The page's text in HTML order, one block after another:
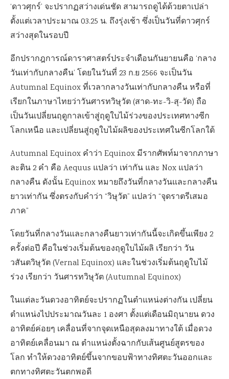
‘ดาวศุกร์’ จะปรากฏสว่างเด่นชัด สามารถดูได้ด้วยตาเปล่า
ตั้งแต่เวลาประมาณ 03.25 น. ถึงรุ่งเช้า ซึ่งเป็นวันที่ดาวศุกร์
สว่างสุดในรอบปี
อีกปรากฎการณ์ดาราศาสตร์ประจำเดือนกันยายนคือ ‘กลาง
วันเท่ากับกลางคืน’ โดยในวันที่ 23 ก.ย 2566 จะเป็นวัน
Autumnal Equinox ที่เวลากลางวันเท่ากับกลางคืน หรือที่
เรียกในภาษาไทยว่าวันศารทวิษุวัต (สาด-ทะ-วิ-สุ-วัด) ถือ
เป็นวันเปลี่ยนฤดูกาลเข้าสู่ฤดูใบไม้ร่วงของประเทศทางซีก
โลกเหนือ และเปลี่ยนสู่ฤดูใบไม้ผลิของประเทศในซีกโลกใต้
Autumnal Equinox คำว่า Equinox มีรากศัพท์มาจากภาษา
ละติน2 คำ คือ Aequus แปลว่า เท่ากัน และ Nox แปลว่า
กลางคืน ดังนั้นEquinoxหมายถึงวันที่กลางวันและกลางคืน
ยาวเท่ากัน ซึ่งตรงกับคำว่า “วิษุวัต” แปลว่า “จุดราตรีเสมอ
ภาค”
โดยวันที่กลางวันและกลางคืนยาวเท่ากันนี้จะเกิดขึ้นเพียง 2
ครั้งต่อปี คือในช่วงเริ่มต้นของฤดูใบไม้ผลิ เรียกว่า วัน
วสันตวิษุวัต (Vernal Equinox) และในช่วงเริ่มต้นฤดูใบไม้
ร่วง เรียกว่า วันศารทวิษุวัต (Autumnal Equinox)
ในแต่ละวันดวงอาทิตย์จะปรากฏในตำแหน่งต่างกัน เปลี่ยน
ตำแหน่งไปประมาณวันละ 1 องศา ตั้งแต่เดือนมิถุนายน ดวง
อาทิตย์ค่อยๆ เคลื่อนที่จากจุดเหนือสุดลงมาทางใต้ เมื่อดวง
อาทิตย์เคลื่อนมา ณ ตำแหน่งตั้งฉากกับเส้นศูนย์สูตรของ
โลก ทำให้ดวงอาทิตย์ขึ้นจากขอบฟ้าทางทิศตะวันออกและ
ตกทางทิศตะวันตกพอดี